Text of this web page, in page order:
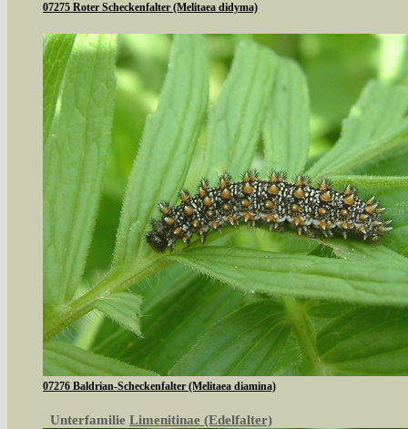
07275 Roter Scheckenfalter (Melitaea didyma)
07276 Baldrian-Scheckenfalter (Melitaea diamina)
Unterfamilie Limenitinae (Edelfalter)